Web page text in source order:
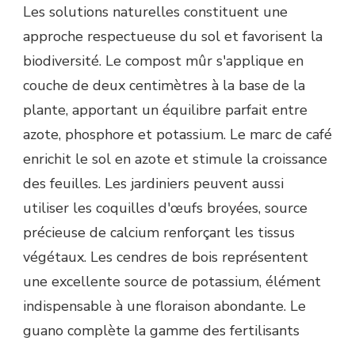
Les solutions naturelles constituent une
approche respectueuse du sol et favorisent la
biodiversité. Le compost mûr s'applique en
couche de deux centimètres à la base de la
plante, apportant un équilibre parfait entre
azote, phosphore et potassium. Le marc de café
enrichit le sol en azote et stimule la croissance
des feuilles. Les jardiniers peuvent aussi
utiliser les coquilles d'œufs broyées, source
précieuse de calcium renforçant les tissus
végétaux. Les cendres de bois représentent
une excellente source de potassium, élément
indispensable à une floraison abondante. Le
guano complète la gamme des fertilisants